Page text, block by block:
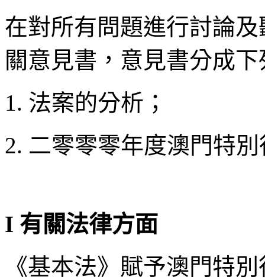
在對所有問題進行討論
關意見書，意見書分成
1. 法案的分析；
2. 二零零零年度澳門特
I 有關法律方面
《基本法》賦予澳門特